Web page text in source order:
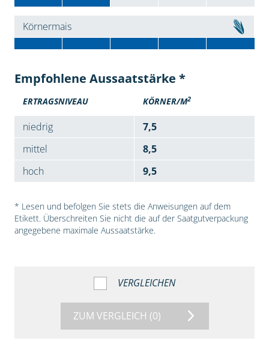
Körnermais
Empfohlene Aussaatstärke *
ERTRAGSNIVEAU KÖRNER/M2
niedrig
7,5
mittel
8,5
hoch
9,5
* Lesen und befolgen Sie stets die Anweisungen auf dem
Etikett. Überschreiten Sie nicht die auf der Saatgutverpackung
angegebene maximale Aussaatstärke.
VERGLEICHEN
ZUM VERGLEICH (0)